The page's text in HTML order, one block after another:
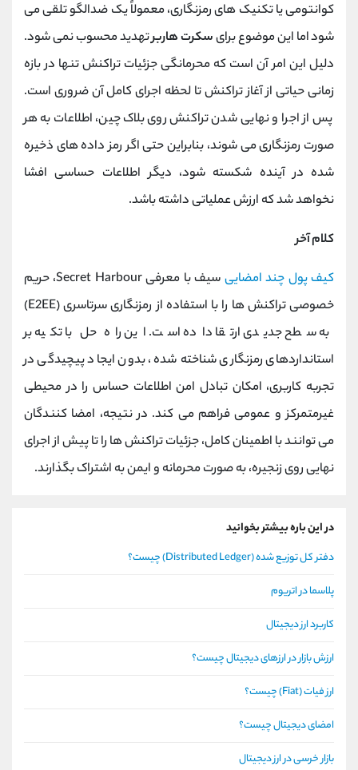
کوانتومی یا تکنیک ‌های رمزنگاری، معمولاً یک ضدالگو تلقی می
‌شود اما این موضوع برایسکرت هاربرتهدید محسوب نمی‌ شود.
دلیل این امر آن است که محرمانگی جزئیات تراکنش تنها در بازه
زمانی حیاتی از آغاز تراکنش تا لحظه اجرای کامل آن ضروری است.
پس از اجرا و نهایی شدن تراکنش روی بلاک چین، اطلاعات به هر
صورت رمزنگاری می‌ شوند، بنابراین حتی اگر رمز داده‌ های ذخیره
‌شده در آینده شکسته شود، دیگر اطلاعات حساسی افشا
نخواهد شد که ارزش عملیاتی داشته باشد.
کلام آخر
کیف پول چند امضایی
سیف با معرفی Secret Harbour، حریم
خصوصی تراکنش ‌ها را با استفاده از رمزنگاری سرتاسری (E2EE)
به سطح جدیدی ارتقا داده است. این راه‌ حل با تکیه بر
استانداردهای رمزنگاری شناخته‌ شده، بدون ایجاد پیچیدگی در
تجربه کاربری، امکان تبادل امن اطلاعات حساس را در محیطی
غیرمتمرکز و عمومی فراهم می کند. در نتیجه، امضا کنندگان
می ‌توانند با اطمینان کامل، جزئیات تراکنش ‌ها را تا پیش از اجرای
نهایی روی زنجیره، به صورت محرمانه و ایمن به اشتراک بگذارند.
در این باره بیشتر بخوانید
دفتر کل توزیع شده (Distributed Ledger) چیست؟
پلاسما در اتریوم
کاربرد ارز دیجیتال
ارزش بازار در ارزهای دیجیتال چیست؟
ارز فیات (Fiat) چیست؟
امضای دیجیتال چیست؟
بازار خرسی در ارز دیجیتال